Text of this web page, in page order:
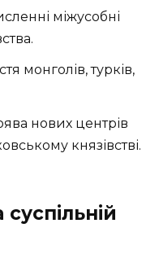
міжусобні
монголів, турків,
нових центрів
князівстві.
суспільній